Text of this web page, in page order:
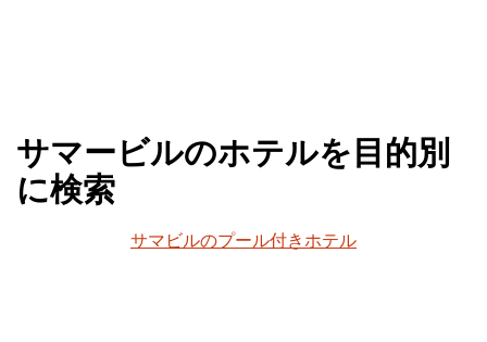
サマービルのホテルを目的別
に検索
サマビルのプール付きホテル